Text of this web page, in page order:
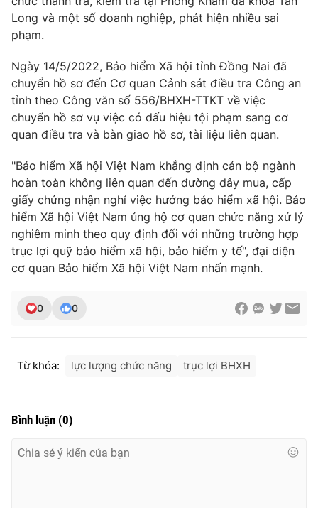
Ðiện thoại Thời báo VTV:024.66 897 897
Email:
toasoan@vtv.vn
® Cấm sao chép dưới mọi hình thức nếu không có sự chấp
thuận bằng văn bản. Ghi rõ nguồn VTV.vn khi phát hành lại
thông tin từ website này.
Long và một số doanh nghiệp, phát hiện nhiều sai
phạm.
Ngày 14/5/2022, Bảo hiểm Xã hội tỉnh Đồng Nai đã
chuyển hồ sơ đến Cơ quan Cảnh sát điều tra Công an
tỉnh theo Công văn số 556/BHXH-TTKT về việc
chuyển hồ sơ vụ việc có dấu hiệu tội phạm sang cơ
quan điều tra và bàn giao hồ sơ, tài liệu liên quan.
"Bảo hiểm Xã hội Việt Nam khẳng định cán bộ ngành
hoàn toàn không liên quan đến đường dây mua, cấp
giấy chứng nhận nghỉ việc hưởng bảo hiểm xã hội. Bảo
hiểm Xã hội Việt Nam ủng hộ cơ quan chức năng xử lý
nghiêm minh theo quy định đối với những trường hợp
trục lợi quỹ bảo hiểm xã hội, bảo hiểm y tế", đại diện
cơ quan Bảo hiểm Xã hội Việt Nam nhấn mạnh.
0 0
Từ khóa: lực lượng chức năng trục lợi BHXH
Bình luận (0)